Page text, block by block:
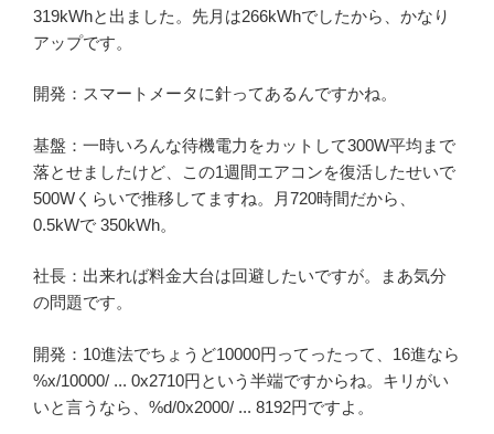
319kWhと出ました。先月は266kWhでしたから、かなり
アップです。
開発：スマートメータに針ってあるんですかね。
基盤：一時いろんな待機電力をカットして300W平均まで
落とせましたけど、この1週間エアコンを復活したせいで
500Wくらいで推移してますね。月720時間だから、
0.5kWで 350kWh。
社長：出来れば料金大台は回避したいですが。まあ気分
の問題です。
開発：10進法でちょうど10000円ってったって、16進なら
%x/10000/ ... 0x2710円という半端ですからね。キリがい
いと言うなら、%d/0x2000/ ... 8192円ですよ。